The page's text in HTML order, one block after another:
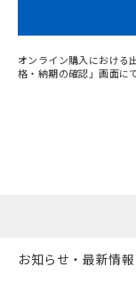
オンライン購入における
格・納期の確認」画面に
お知らせ・最新情報